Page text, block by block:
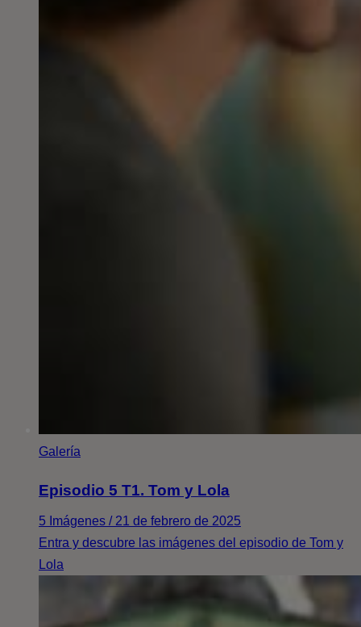
Galería
Episodio 5 T1. Tom y Lola
5 Imágenes / 21 de febrero de 2025
Entra y descubre las imágenes del episodio de Tom y
Lola